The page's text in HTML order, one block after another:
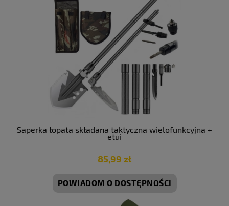
Saperka łopata składana taktyczna wielofunkcyjna +
etui
85,99 zł
POWIADOM O DOSTĘPNOŚCI